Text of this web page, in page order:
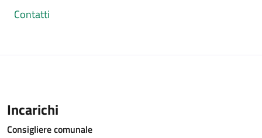
Contatti
Incarichi
Consigliere comunale